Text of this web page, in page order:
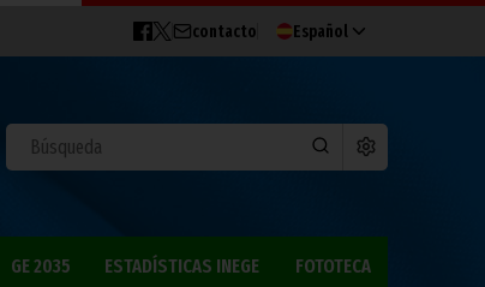
contacto Español
GE 2035 ESTADÍSTICAS INEGE FOTOTECA